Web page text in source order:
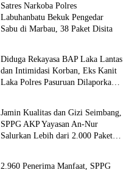
Satres Narkoba Polres
Labuhanbatu Bekuk Pengedar
Sabu di Marbau, 38 Paket Disita
Berita
Diduga Rekayasa BAP Laka Lantas
dan Intimidasi Korban, Eks Kanit
Laka Polres Pasuruan Dilaporkan
Berita
Jamin Kualitas dan Gizi Seimbang,
SPPG AKP Yayasan An-Nur
Salurkan Lebih dari 2.000 Paket
Berita
2.960 Penerima Manfaat, SPPG